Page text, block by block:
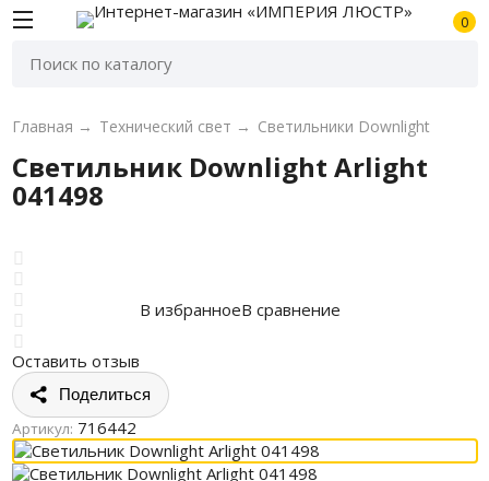
0
Главная → Технический свет → Светильники Downlight
Светильник Downlight Arlight
041498
Оставить отзыв
В избранноеВ сравнение
Поделиться
Артикул: 716442